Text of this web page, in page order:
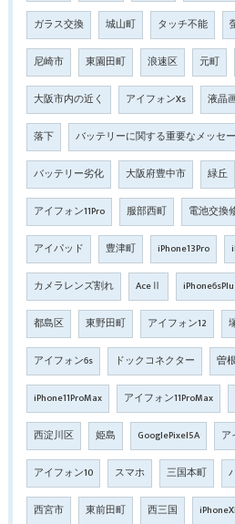
ガラス交換 城山町 タッチ不能
尼崎市 東園田町 浪速区 元町
大阪市内の近く アイフォンXs 液晶
落下 バッテリーに関する重要なメッセ
バッテリー劣化 大阪府豊中市 緑丘
アイフォン11Pro 服部西町 電池交換
アイパッド 豊津町 iPhone13Pro
カメラレンズ割れ AceⅡ
都島区 東野田町 アイフォン12
アイフォン6s ドックコネクター 曽
iPhone11ProMax アイフォン11ProMax
西淀川区 姫島 GooglePixel5A ア
アイフォン10 スマホ 三国本町
西宮市 東前田町 西三国